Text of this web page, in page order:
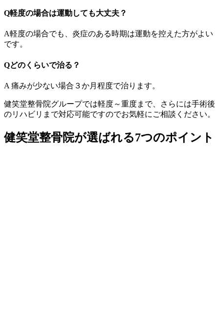
Q軽度の場合は運動しても大丈夫？
A軽度の場合でも、炎症のある時期は運動を控えた方がよい
です。
Qどのくらいで治る？
A 痛みが少ない場合３か月程度で治ります。
健笑堂整骨院グループでは軽度～重度まで、さらには手術後
のリハビリまで対応可能ですのでお気軽にご相談ください。
健笑堂整骨院が選ばれる7つのポイント